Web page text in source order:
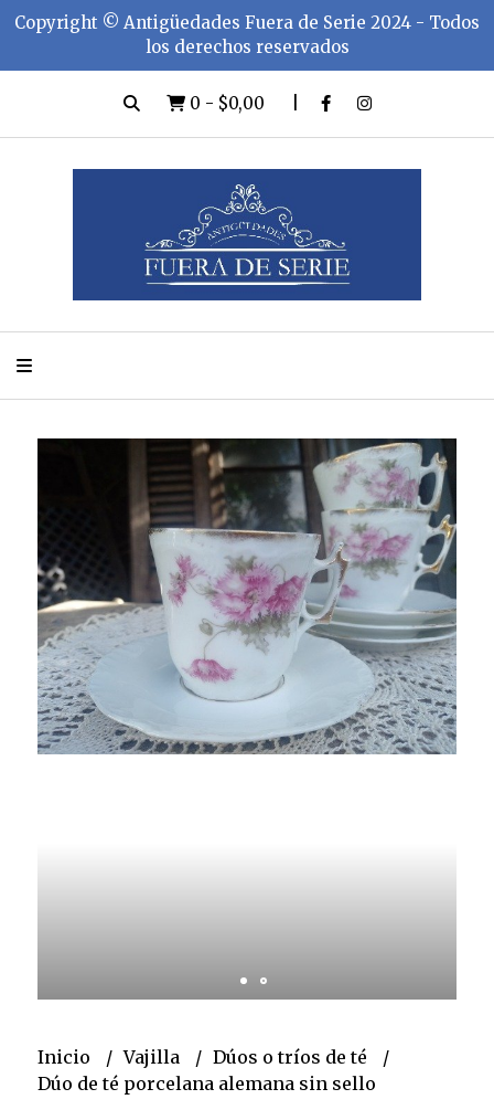
Copyright ©️ Antigüedades Fuera de Serie 2024 - Todos
los derechos reservados
0 - $0,00
Inicio Vajilla
Dúos o tríos de té
Dúo de té porcelana alemana sin sello